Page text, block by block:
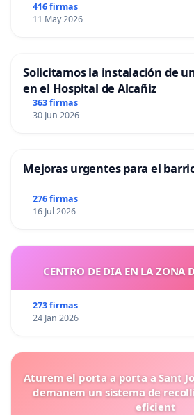
416 firmas
11 May 2026
Solicitamos la instalación de
en el Hospital de Alcañiz
363 firmas
30 Jun 2026
Mejoras urgentes para el
276 firmas
16 Jul 2026
CENTRO DE DIA EN LA ZONA
273 firmas
24 Jan 2026
Aturem el porta a porta a Sant
demanem un sistema de
eficient